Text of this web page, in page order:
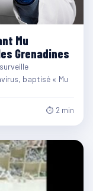
Mu
Grenadines
baptisé « Mu
⏱ 2 min